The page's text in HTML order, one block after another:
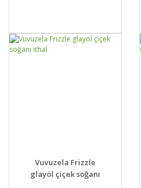
DETAYLAR
VER
Vuvuzela Frizzle
glayöl çiçek soğanı